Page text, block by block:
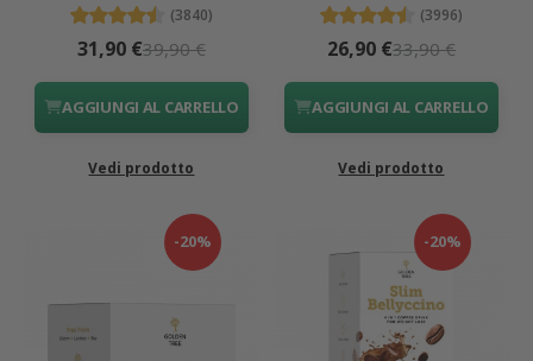
(3840)
31,90 €39,90 €
AGGIUNGI AL CARRELLO
Vedi prodotto
(3996)
26,90 €33,90 €
AGGIUNGI AL CARRELLO
Vedi prodotto
-20% -20%